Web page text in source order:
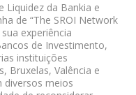
Liquidez da Bankia e
de “The SROI Network
experiência
de Investimento,
instituições
Bruxelas, Valência e
diversos meios